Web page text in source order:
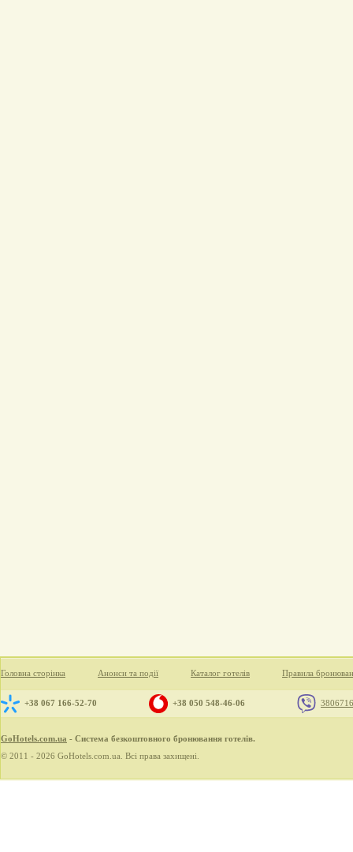
Головна сторінка Анонси та події Каталог готелів Правила
+38 067 166-52-70 +38 050 548-46-06
GoHotels.com.ua - Система безкоштовного бронювання готелів.
© 2011 - 2026 GoHotels.com.ua. Всі права захищені.